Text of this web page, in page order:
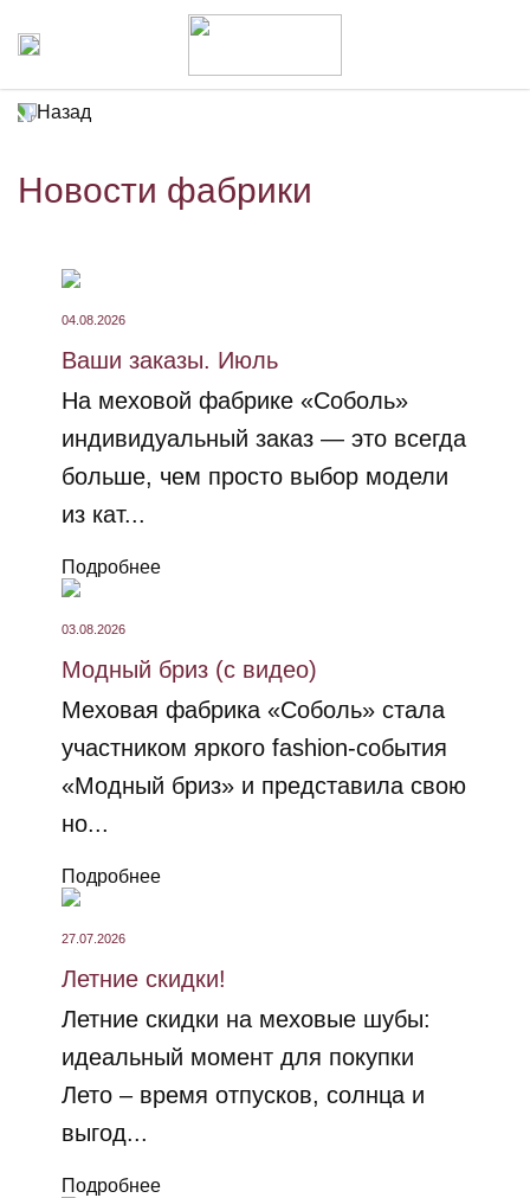
Назад
Новости фабрики
04.08.2026
Ваши заказы. Июль
На меховой фабрике «Соболь»
индивидуальный заказ — это всегда
больше, чем просто выбор модели
из кат...
Подробнее
03.08.2026
Модный бриз (с видео)
Меховая фабрика «Соболь» стала
участником яркого fashion-события
«Модный бриз» и представила свою
но...
Подробнее
27.07.2026
Летние скидки!
Летние скидки на меховые шубы:
идеальный момент для покупки
Лето – время отпусков, солнца и
выгод...
Подробнее